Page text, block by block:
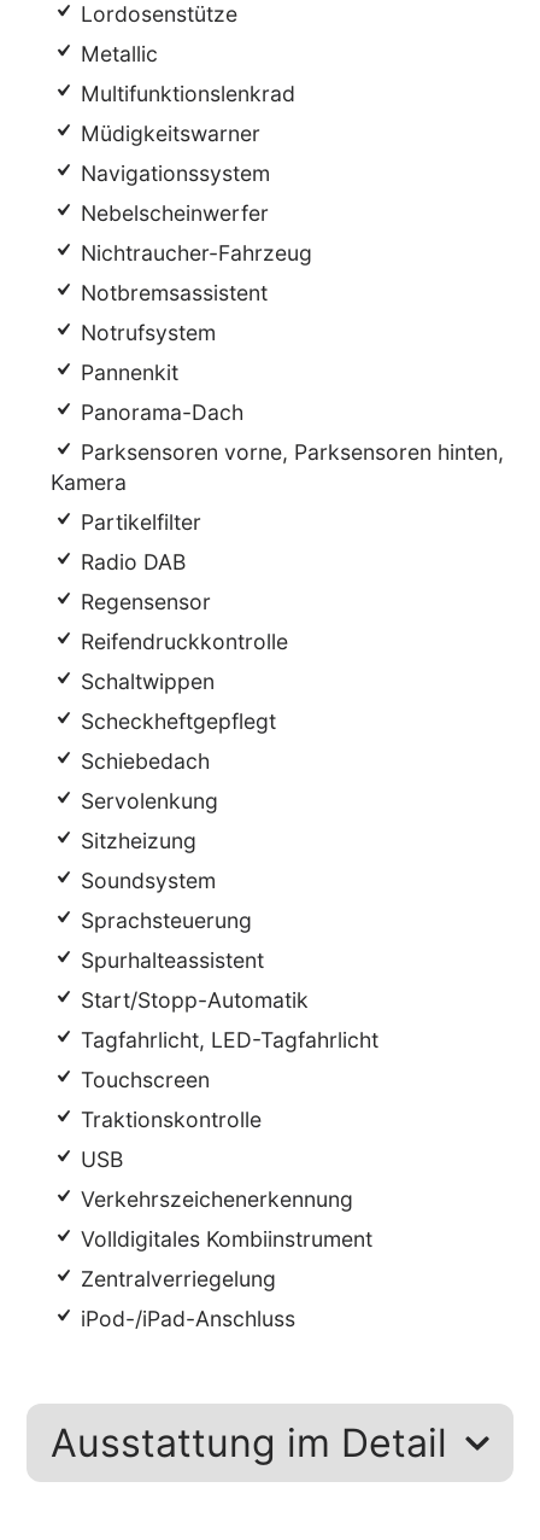
Lordosenstütze
Metallic
Multifunktionslenkrad
Müdigkeitswarner
Navigationssystem
Nebelscheinwerfer
Nichtraucher-Fahrzeug
Notbremsassistent
Notrufsystem
Pannenkit
Panorama-Dach
Parksensoren vorne, Parksensoren hinten,
Kamera
Partikelfilter
Radio DAB
Regensensor
Reifendruckkontrolle
Schaltwippen
Scheckheftgepflegt
Schiebedach
Servolenkung
Sitzheizung
Soundsystem
Sprachsteuerung
Spurhalteassistent
Start/Stopp-Automatik
Tagfahrlicht, LED-Tagfahrlicht
Touchscreen
Traktionskontrolle
USB
Verkehrszeichenerkennung
Volldigitales Kombiinstrument
Zentralverriegelung
iPod-/iPad-Anschluss
Ausstattung im Detail